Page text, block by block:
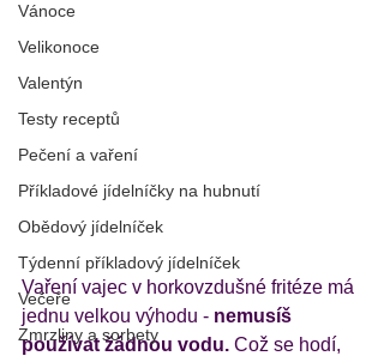
Vánoce
Velikonoce
Valentýn
Testy receptů
Pečení a vaření
Příkladové jídelníčky na hubnutí
Obědový jídelníček
Týdenní příkladový jídelníček
Večeře
Zmrzliny a sorbety
Vaření vajec v horkovzdušné fritéze má
jednu velkou výhodu - nemusíš
používat žádnou vodu. Což se hodí,